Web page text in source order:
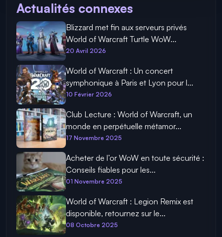
Actualités connexes
Blizzard met fin aux serveurs privés
World of Warcraft Turtle WoW...
20 Avril 2026
World of Warcraft : Un concert
symphonique à Paris et Lyon pour l...
10 Février 2026
Club Lecture : World of Warcraft, un
monde en perpétuelle métamor...
17 Novembre 2025
Acheter de l’or WoW en toute sécurité :
Conseils fiables pour les...
01 Novembre 2025
World of Warcraft : Legion Remix est
disponible, retournez sur le...
08 Octobre 2025